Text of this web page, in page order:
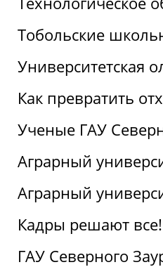
Тобольские
Университетская
Как превратить
Ученые ГАУ
Аграрный
Аграрный
Кадры решают
ГАУ Северного